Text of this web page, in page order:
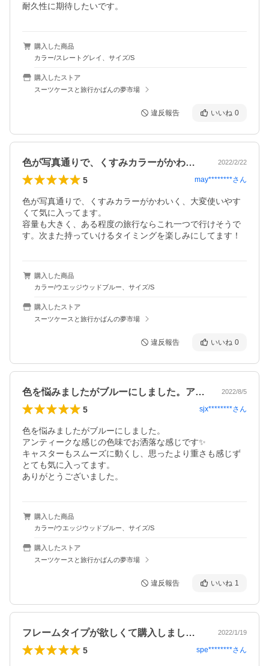
耐久性に期待したいです。
購入した商品
カラー/スレートグレイ、サイズ/S
購入したストア
スーツケースと旅行かばんの夢市場
違反報告 いいね 0
色が写真通りで、くすみカラーがかわいく… 2022/2/22
5 may********さん
色が写真通りで、くすみカラーがかわいく、大変使いやす
くて気に入ってます。
容量も大きく、ある程度の旅行ならこれ一つで行けそうで
す。次また持っていけるタイミングを楽しみにしてます！
購入した商品
カラー/ウエッジウッドブルー、サイズ/S
購入したストア
スーツケースと旅行かばんの夢市場
違反報告 いいね 0
色を悩みましたがブルーにしました。アン… 2022/8/5
5 sjx********さん
色を悩みましたがブルーにしました。
アンティークな感じの色味でお洒落な感じです✨
キャスターもスムーズに動くし、思ったより重さも感じず
とても気に入ってます。
ありがとうございました。
購入した商品
カラー/ウエッジウッドブルー、サイズ/S
購入したストア
スーツケースと旅行かばんの夢市場
違反報告 いいね 1
フレームタイプが欲しくて購入しました。… 2022/1/19
5 spe********さん